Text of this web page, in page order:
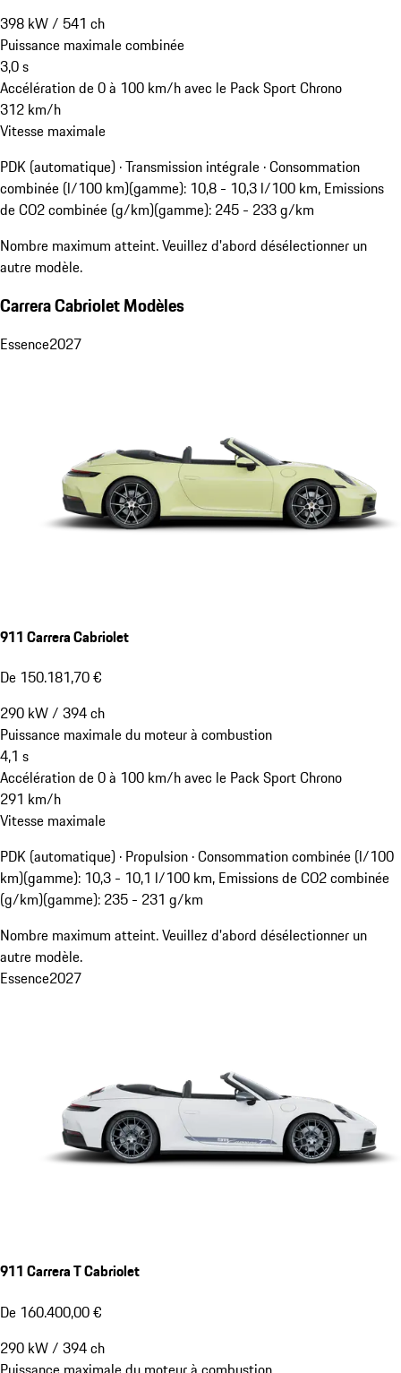
398 kW/ 541 ch
Puissance maximale combinée
3,0s
Accélération de 0 à 100 km/h avec le Pack Sport Chrono
312 km/h
Vitesse maximale
PDK (automatique) · Transmission intégrale ·Consommation
combinée (l/100 km)(gamme): 10,8 - 10,3 l/100 km, Emissions
de CO2 combinée (g/km)(gamme): 245 - 233 g/km
Nombre maximum atteint. Veuillez d'abord désélectionner un
autre modèle.
Carrera Cabriolet Modèles
Essence2027
911 Carrera Cabriolet
De 150.181,70 €
290 kW/ 394ch
Puissance maximale du moteur à combustion
4,1 s
Accélération de 0 à 100 km/h avec le Pack Sport Chrono
291 km/h
Vitesse maximale
PDK (automatique) · Propulsion ·Consommation combinée (l/100
km)(gamme): 10,3 - 10,1 l/100 km, Emissions de CO2 combinée
(g/km)(gamme): 235 - 231 g/km
Nombre maximum atteint. Veuillez d'abord désélectionner un
autre modèle.
Essence2027
911 Carrera T Cabriolet
De 160.400,00 €
290 kW/ 394ch